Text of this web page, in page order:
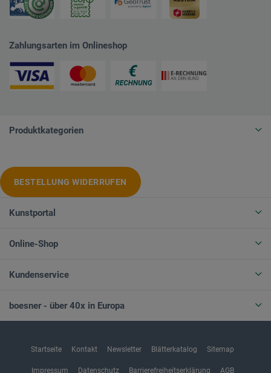
Zahlungsarten im Onlineshop
Produktkategorien
BESTELLUNG WIDERRUFEN
Kunstportal
Online-Shop
Kundenservice
boesner - über 40x in Europa
Startseite Kontakt Newsletter Blätterkatalog Sitemap
Impressum Datenschutz Barrierefreiheitserklärung AGB